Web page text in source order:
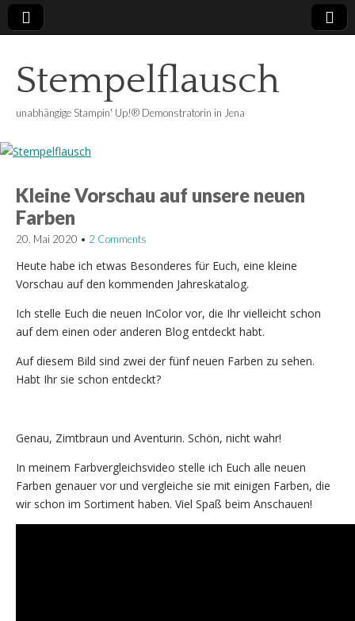
Stempelflausch
unabhängige Stampin' Up!® Demonstratorin in Jena
Kleine Vorschau auf unsere neuen
Farben
20. Mai 2020 • 2 Comments
Heute habe ich etwas Besonderes für Euch, eine kleine
Vorschau auf den kommenden Jahreskatalog.
Ich stelle Euch die neuen InColor vor, die Ihr vielleicht schon
auf dem einen oder anderen Blog entdeckt habt.
Auf diesem Bild sind zwei der fünf neuen Farben zu sehen.
Habt Ihr sie schon entdeckt?
Genau, Zimtbraun und Aventurin. Schön, nicht wahr!
In meinem Farbvergleichsvideo stelle ich Euch alle neuen
Farben genauer vor und vergleiche sie mit einigen Farben, die
wir schon im Sortiment haben. Viel Spaß beim Anschauen!